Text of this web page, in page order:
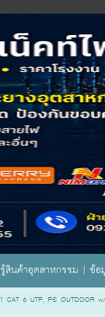
สินค้าอุตสาหกรรม | ข้อมู
1 CAT 6 UTP, PE OUTDOOR